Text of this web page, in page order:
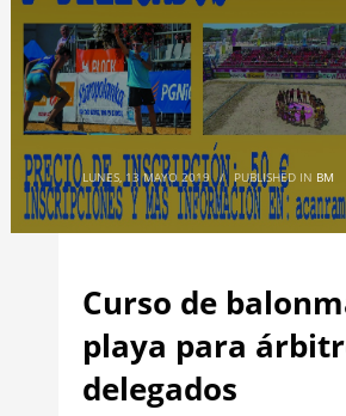
LUNES, 13 MAYO 2019 / PUBLISHED IN BM
Curso de
playa para
delegados